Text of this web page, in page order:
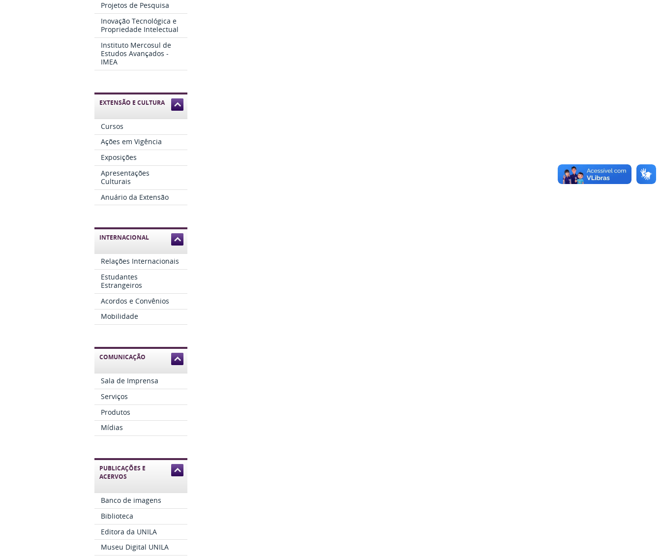
Projetos de Pesquisa
Inovação Tecnológica e
Propriedade Intelectual
Instituto Mercosul de
Estudos Avançados -
IMEA
EXTENSÃO E CULTURA
Cursos
Ações em Vigência
Exposições
Apresentações
Culturais
Anuário da Extensão
INTERNACIONAL
Relações Internacionais
Estudantes
Estrangeiros
Acordos e Convênios
Mobilidade
COMUNICAÇÃO
Sala de Imprensa
Serviços
Produtos
Mídias
PUBLICAÇÕES E
ACERVOS
Banco de imagens
Biblioteca
Editora da UNILA
Museu Digital UNILA